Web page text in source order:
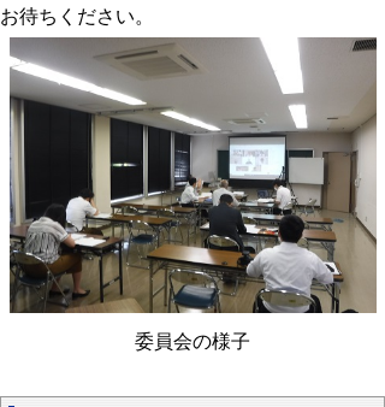
お待ちください。
委員会の様子